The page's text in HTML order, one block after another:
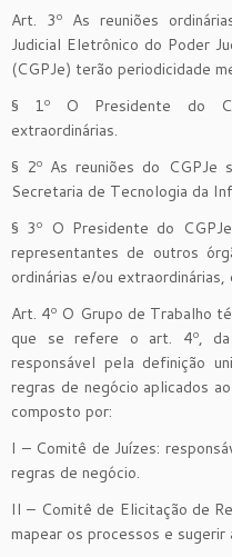
Art. 3º As reuniões
Judicial Eletrônico do Poder
(CGPJe) terão periodicidade
§ 1º O Presidente do
extraordinárias.
§ 2º As reuniões do CGPJe
Secretaria de Tecnologia da
§ 3º O Presidente do
representantes de outros
ordinárias e/ou
Art. 4º O Grupo de Trabalho
que se refere o art. 4º, da
responsável pela definição
regras de negócio aplicados
composto por:
I – Comitê de Juízes:
regras de negócio.
II – Comitê de Elicitação de
mapear os processos e